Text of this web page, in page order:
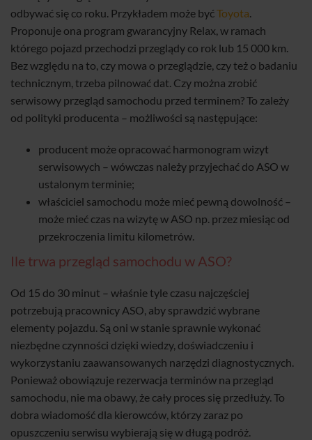
odbywać się co roku. Przykładem może byćToyota.
Proponuje ona program gwarancyjny Relax, w ramach
którego pojazd przechodzi przeglądy co rok lub 15 000 km.
Bez względu na to, czy mowa o przeglądzie, czy też o badaniu
technicznym, trzeba pilnować dat. Czy można zrobić
serwisowy przegląd samochodu przed terminem? To zależy
od polityki producenta – możliwości są następujące:
producent może opracować harmonogram wizyt
serwisowych – wówczas należy przyjechać do ASO w
ustalonym terminie;
właściciel samochodu może mieć pewną dowolność –
może mieć czas na wizytę w ASO np. przez miesiąc od
przekroczenia limitu kilometrów.
Ile trwa przegląd samochodu w ASO?
Od 15 do 30 minut – właśnie tyle czasu najczęściej
potrzebują pracownicy ASO, aby sprawdzić wybrane
elementy pojazdu. Są oni w stanie sprawnie wykonać
niezbędne czynności dzięki wiedzy, doświadczeniu i
wykorzystaniu zaawansowanych narzędzi diagnostycznych.
Ponieważ obowiązuje rezerwacja terminów na przegląd
samochodu, nie ma obawy, że cały proces się przedłuży. To
dobra wiadomość dla kierowców, którzy zaraz po
opuszczeniu serwisu wybierają się w długą podróż.